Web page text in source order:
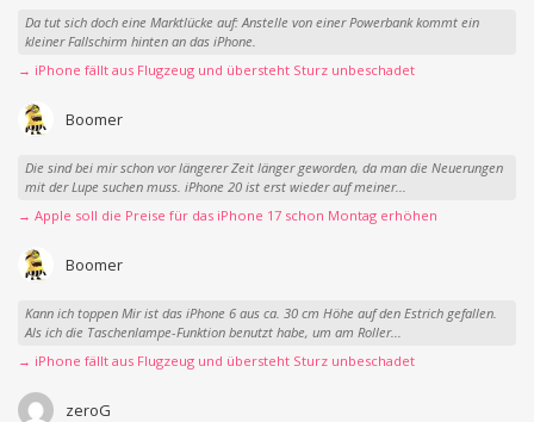
Da tut sich doch eine Marktlücke auf: Anstelle von einer Powerbank kommt ein
kleiner Fallschirm hinten an das iPhone.
→ iPhone fällt aus Flugzeug und übersteht Sturz unbeschadet
Boomer
Die sind bei mir schon vor längerer Zeit länger geworden, da man die Neuerungen
mit der Lupe suchen muss. iPhone 20 ist erst wieder auf meiner...
→ Apple soll die Preise für das iPhone 17 schon Montag erhöhen
Boomer
Kann ich toppen Mir ist das iPhone 6 aus ca. 30 cm Höhe auf den Estrich gefallen.
Als ich die Taschenlampe-Funktion benutzt habe, um am Roller...
→ iPhone fällt aus Flugzeug und übersteht Sturz unbeschadet
zeroG